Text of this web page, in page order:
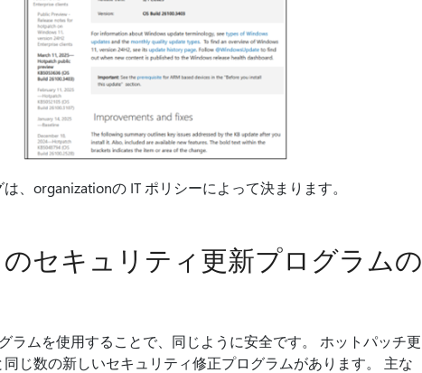
、organizationの IT ポリシーによって決まります。
セキュリティ更新プログラムの
ラムを使用することで、同じように安全です。 ホットパッチ更
じ数の新しいセキュリティ修正プログラムがあります。 主な